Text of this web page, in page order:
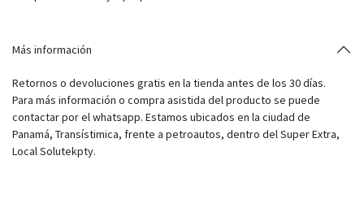
Más información
Retornos o devoluciones gratis en la tienda antes de los 30 días.
Para más información o compra asistida del producto se puede
contactar por el whatsapp. Estamos ubicados en la ciudad de
Panamá, Transístimica, frente a petroautos, dentro del Super Extra,
Local Solutekpty.